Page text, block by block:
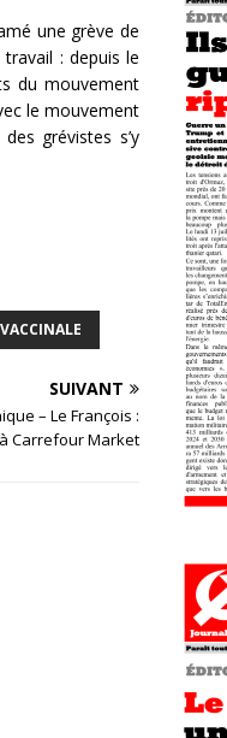
une grève de
: depuis le
du mouvement
le mouvement
grévistes s’y
SUIVANT
– Le François :
Carrefour Market